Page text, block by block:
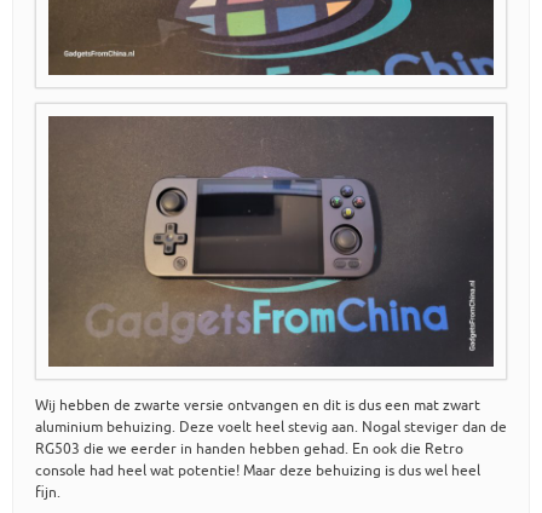
Wij hebben de zwarte versie ontvangen en dit is dus een mat zwart
aluminium behuizing. Deze voelt heel stevig aan. Nogal steviger dan de
RG503 die we eerder in handen hebben gehad. En ook die Retro
console had heel wat potentie! Maar deze behuizing is dus wel heel
fijn.